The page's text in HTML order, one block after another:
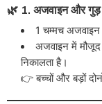
🌿 1. अजवाइन और
1 चम्मच अजवाइन
अजवाइन में मौजूद
निकालता है।
👉 बच्चों और बड़ों